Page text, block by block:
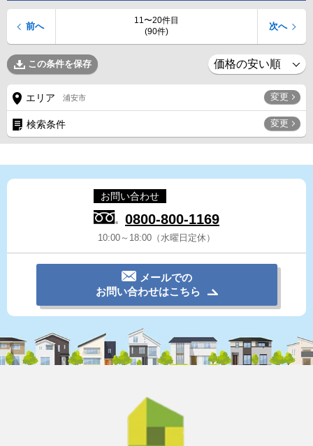
11〜20件目
(90件)
前へ 次へ
この条件を保存
エリア 浦安市 変更
検索条件 変更
お問い合わせ
0800-800-1169
10:00～18:00（水曜日定休）
メールでの
お問い合わせはこちら